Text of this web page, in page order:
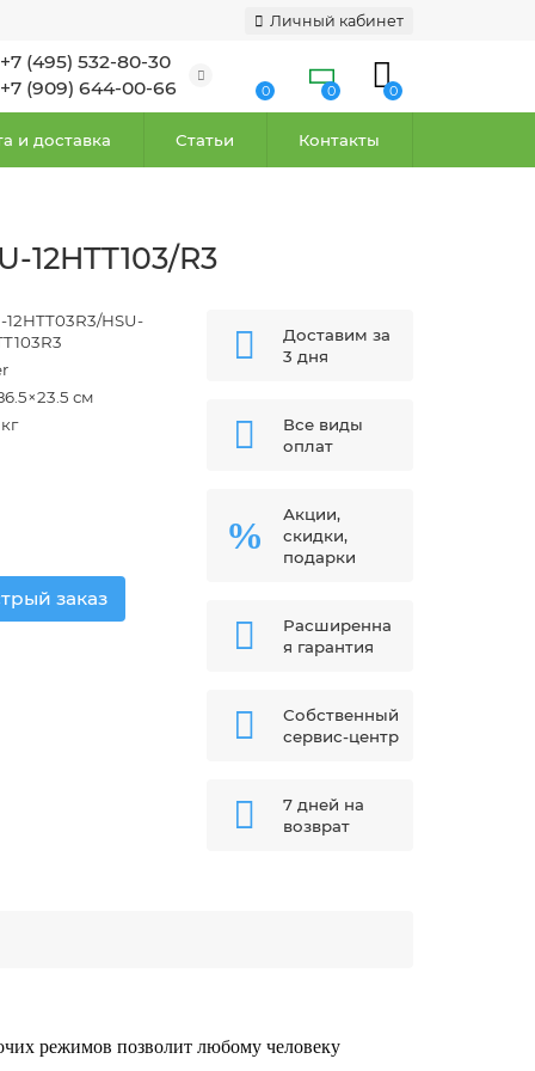
Личный кабинет
+7 (495) 532-80-30
+7 (909) 644-00-66
0 0 0
и доставка Статьи Контакты
12HTT103/R3
12HTT03R3/HSU-
см
заказ
Доставим за
3 дня
Все виды
оплат
Акции,
скидки,
подарки
Расширенна
я гарантия
Собственный
сервис-центр
7 дней на
возврат
режимов позволит любому человеку